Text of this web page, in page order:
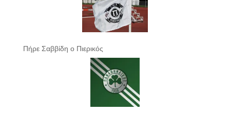
Πήρε Σαββίδη ο Πιερικός